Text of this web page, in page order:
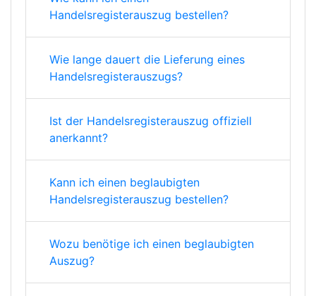
Handelsregisterauszug bestellen?
Wie lange dauert die Lieferung eines
Handelsregisterauszugs?
Ist der Handelsregisterauszug offiziell
anerkannt?
Kann ich einen beglaubigten
Handelsregisterauszug bestellen?
Wozu benötige ich einen beglaubigten
Auszug?